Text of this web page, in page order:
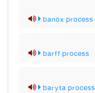
banox process
barff process
baryta process